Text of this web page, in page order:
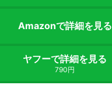
Amazonで詳細を見る
ヤフーで詳細を見る
790円